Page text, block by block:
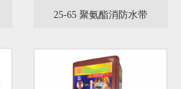
25-65 聚氨酯消防水带